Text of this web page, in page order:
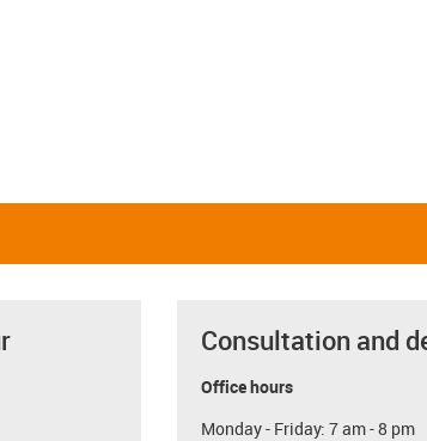
Consultation and
Office hours
Monday - Friday: 7 am - 8 pm